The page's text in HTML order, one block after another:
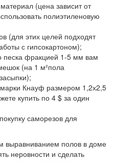
(цена зависит от
полиэтиленовую
(для этих целей подходят
с гипсокартоном);
песка фракцией 1-5 мм вам
(на 1 м²пола
Кнауф размером 1,2х2,5
купить по 4 $ за один
саморезов для
выравниванием полов в доме
неровности и сделать